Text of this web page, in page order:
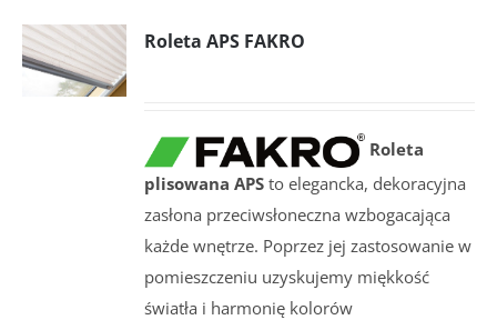
Roleta APS FAKRO
Roleta
plisowana APS to elegancka, dekoracyjna
zasłona przeciwsłoneczna wzbogacająca
każde wnętrze. Poprzez jej zastosowanie w
pomieszczeniu uzyskujemy miękkość
światła i harmonię kolorów